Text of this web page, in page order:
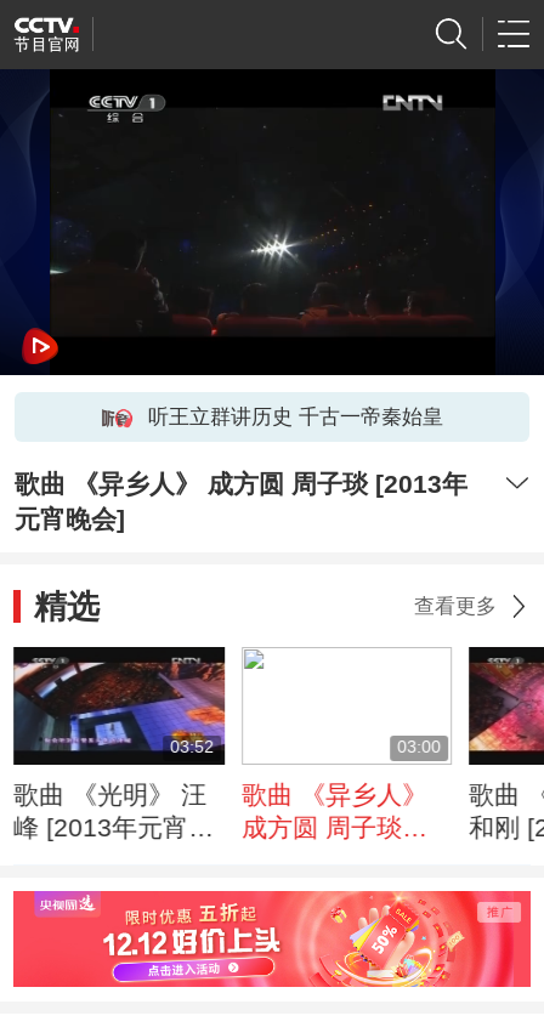
听王立群讲历史 千古一帝秦始皇
歌曲 《异乡人》 成方圆 周子琰 [2013年
元宵晚会]
精选 查看更多
03:52
歌曲 《光明》 汪
峰 [2013年元宵晚
03:00
歌曲 《异乡人》
成方圆 周子琰
歌曲
和刚